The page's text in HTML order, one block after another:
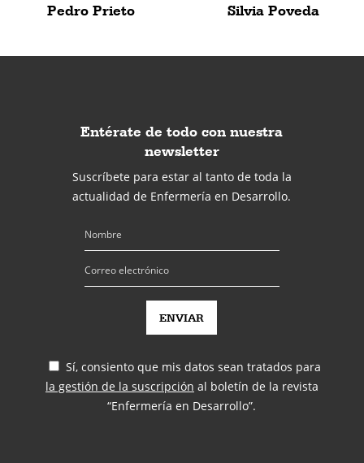
Pedro Prieto Silvia Poveda
Entérate de todo con nuestra
newsletter
Suscríbete para estar al tanto de toda la
actualidad de Enfermería en Desarrollo.
Sí, consiento que mis datos sean tratados para
la gestión de la suscripción al boletín de la revista
“Enfermería en Desarrollo”.